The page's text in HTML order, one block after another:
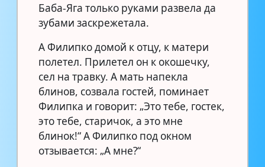
Баба-Яга только руками развела да
зубами заскрежетала.
А Филипко домой к отцу, к матери
полетел. Прилетел он к окошечку,
сел на травку. А мать напекла
блинов, созвала гостей, поминает
Филипка и говорит: „Это тебе, гостек,
это тебе, старичок, а это мне
блинок!“ А Филипко под окном
отзывается: „А мне?“